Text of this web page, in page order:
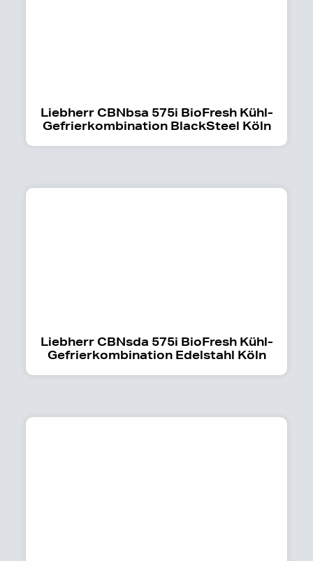
Liebherr CBNbsa 575i BioFresh Kühl-
Gefrierkombination BlackSteel Köln
Liebherr CBNsda 575i BioFresh Kühl-
Gefrierkombination Edelstahl Köln